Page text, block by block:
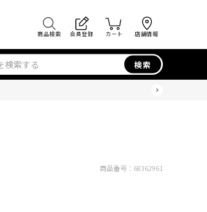
商品検索 会員登録 カート 店舗情報
検索
商品番号： 68362961